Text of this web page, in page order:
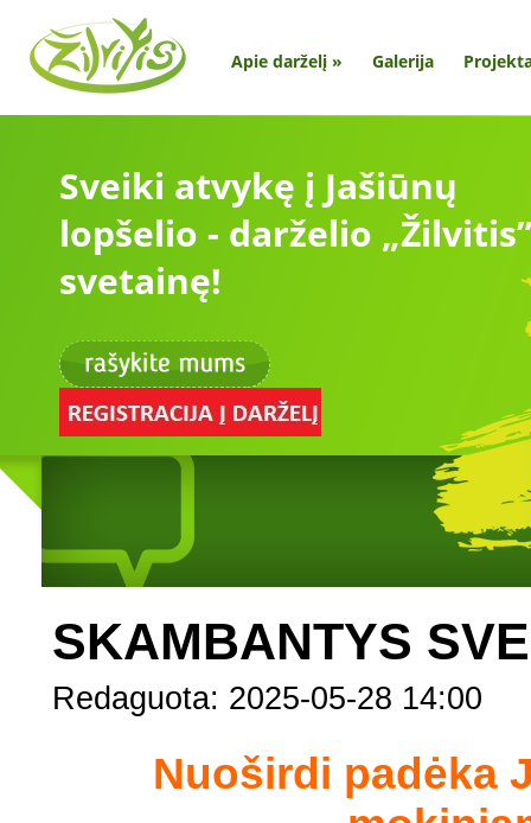
Apie darželį » Galerija
Sveiki atvykę į Jašiūnų
lopšelio - darželio „Žilvitis”
svetainę!
SKAMBANTYS
Redaguota: 2025-05-28 14:00
Nuoširdi padėka